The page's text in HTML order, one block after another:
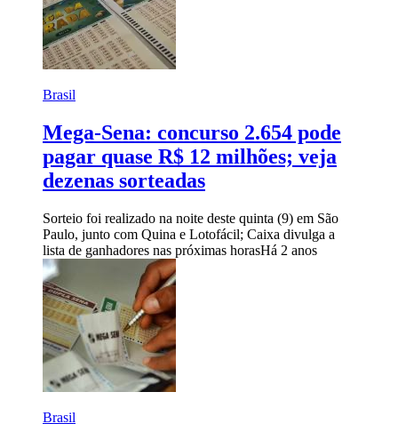
Brasil
Mega-Sena: concurso 2.654 pode
pagar quase R$ 12 milhões; veja
dezenas sorteadas
Sorteio foi realizado na noite deste quinta (9) em São
Paulo, junto com Quina e Lotofácil; Caixa divulga a
lista de ganhadores nas próximas horasHá 2 anos
Brasil